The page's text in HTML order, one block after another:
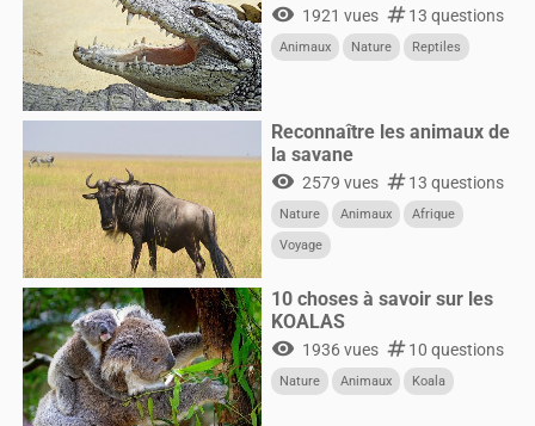
visibility 1921 vues numbers13 questions
Animaux Nature Reptiles
Reconnaître les animaux de
la savane
visibility 2579 vues numbers13 questions
Nature Animaux
Afrique
Voyage
10 choses à savoir sur les
KOALAS
visibility 1936 vues numbers10 questions
Nature Animaux Koala